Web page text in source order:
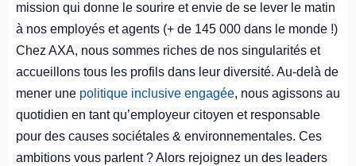
mission qui donne le sourire et envie de se lever le matin
à nos employés et agents (+ de 145 000 dans le monde !)
Chez AXA, nous sommes riches de nos singularités et
accueillons tous les profils dans leur diversité. Au-delà de
mener une politique inclusive engagée, nous agissons au
quotidien en tant qu’employeur citoyen et responsable
pour des causes sociétales & environnementales. Ces
ambitions vous parlent ? Alors rejoignez un des leaders